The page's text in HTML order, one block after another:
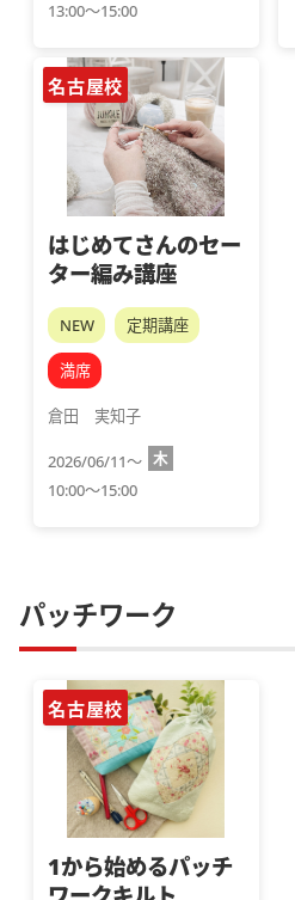
13:00～15:00
名古屋校
はじめてさんのセー
ター編み講座
NEW 定期講座
満席
倉田　実知子
2026/06/11～ 木
10:00～15:00
パッチワーク
名古屋校
1から始めるパッチ